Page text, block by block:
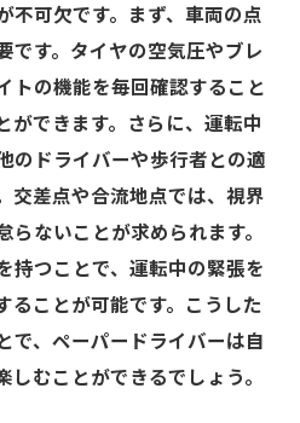
する方法
発見する方法
イブスポット紹介
す心の安定
で得られる満足感
ーからの成功体験談
運転を楽しむためのヒン
卒業するための埼玉県で
の選び方
不可欠です。まず、車両の点
です。タイヤの空気圧やブレ
トの機能を毎回確認すること
ができます。さらに、運転中
のドライバーや歩行者との適
交差点や合流地点では、視界
ないことが求められます。
持つことで、運転中の緊張を
ることが可能です。こうした
で、ペーパードライバーは自
むことができるでしょう。